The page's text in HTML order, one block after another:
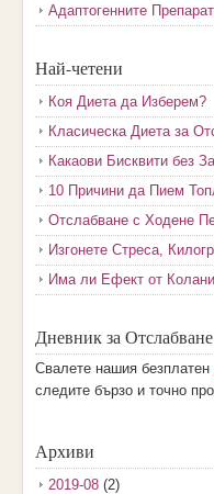
Адаптогенните
Най-четени
Коя Диета да Изберем?
Класическа Диета за
Какаови Бисквити без
10 Причини да Пием
Отслабване с Ходене
Изгонете Стреса,
Има ли Ефект от
Дневник за Отслабване
Свалете нашия безплатен
следите бързо и точно
Архиви
2019-08(2)